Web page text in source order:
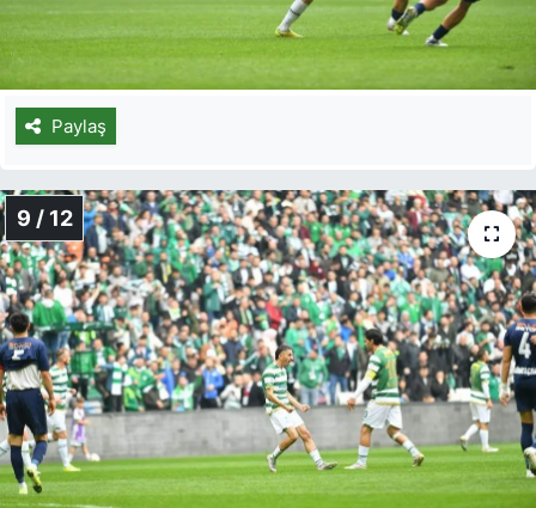
Paylaş
9 / 12